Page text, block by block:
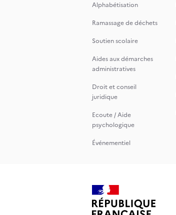
Alphabétisation
Ramassage de déchets
Soutien scolaire
Aides aux démarches
administratives
Droit et conseil
juridique
Ecoute / Aide
psychologique
Événementiel